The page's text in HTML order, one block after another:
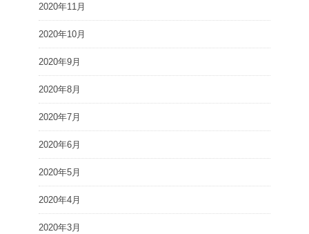
2020年11月
2020年10月
2020年9月
2020年8月
2020年7月
2020年6月
2020年5月
2020年4月
2020年3月